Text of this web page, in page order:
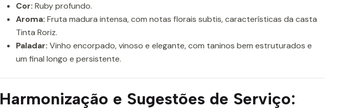
Cor: Ruby profundo.
Aroma: Fruta madura intensa, com notas florais subtis, características da casta
Tinta Roriz.
Paladar: Vinho encorpado, vinoso e elegante, com taninos bem estruturados e
um final longo e persistente.
Harmonização e Sugestões de Serviço: